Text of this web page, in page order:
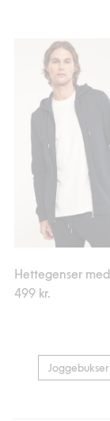
499 kr.
Joggebukser